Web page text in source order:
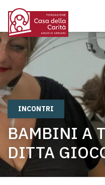
INCONTRI
BAMBINI A
DITTA